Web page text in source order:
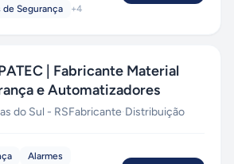
de Segurança +4
| Fabricante Material
e Automatizadores
do Sul - RSFabricante·Distribuição
Alarmes